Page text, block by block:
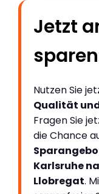
Jetzt
Nutzen Sie
Qualität
Fragen Sie
die Chance
Karlsruhe
Llobregat.